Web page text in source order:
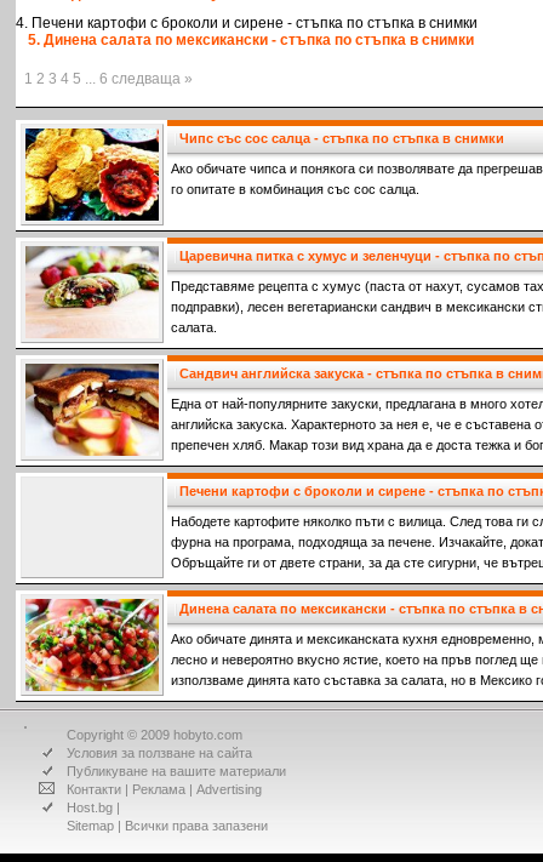
4. Печени картофи с броколи и сирене - стъпка по стъпка в снимки
5. Динена салата по мексикански - стъпка по стъпка в снимки
1 2 3 4 5 ... 6 следваща »
Чипс със сос салца - стъпка по стъпка в снимки
Ако обичате чипса и понякога си позволявате да
го опитате в комбинация със сос салца.
Царевична питка с хумус и зеленчуци - стъпка по
Представяме рецепта с хумус (паста от нахут, сусамов
подправки), лесен вегетариански сандвич в мексикански
салата.
Сандвич английска закуска - стъпка по стъпка в
Една от най-популярните закуски, предлагана в много
английска закуска. Характерното за нея е, че е съставена
препечен хляб. Макар този вид храна да е доста тежка и
човек може да си я позволи.
Печени картофи с броколи и сирене - стъпка по
Набодете картофите няколко пъти с вилица. След това ги
фурна на програма, подходяща за печене. Изчакайте,
Обръщайте ги от двете страни, за да сте сигурни, че
Динена салата по мексикански - стъпка по стъпка в
Ако обичате динята и мексиканската кухня едновременно,
лесно и невероятно вкусно ястие, което на пръв поглед
използваме динята като съставка за салата, но в Мексико
Copyright © 2009 hobyto.com
Условия за ползване на сайта
Публикуване на вашите материали
Контакти | Реклама | Advertising
Host.bg |
Sitemap | Всички права запазени